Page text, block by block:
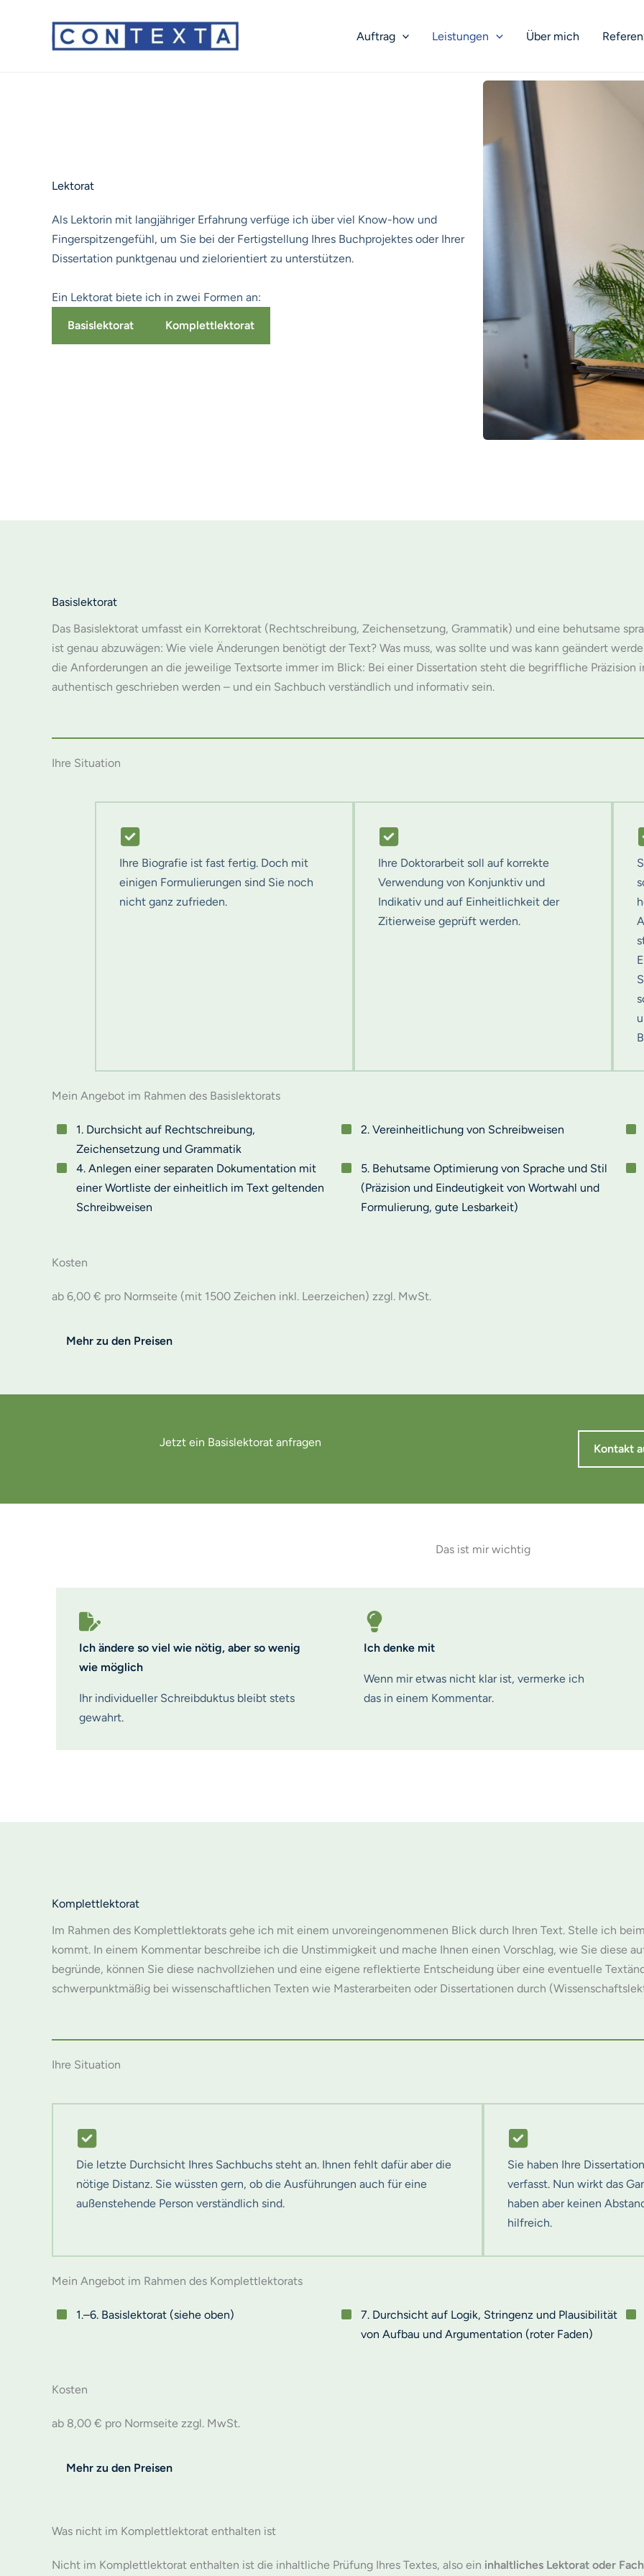
Auftrag Leistungen Über mich
Lektorat
Als Lektorin mit langjähriger Erfahrung verfüge ich über viel Know-how und
Fingerspitzengefühl, um Sie bei der Fertigstellung Ihres Buchprojektes oder Ihrer
Dissertation punktgenau und zielorientiert zu unterstützen.
Ein Lektorat biete ich in zwei Formen an:
Basislektorat Komplettlektorat
Basislektorat
Das Basislektorat umfasst ein Korrektorat (Rechtschreibung, Zeichensetzung, Grammatik) und eine behutsame
ist genau abzuwägen: Wie viele Änderungen benötigt der Text? Was muss, was sollte und was kann geändert
die Anforderungen an die jeweilige Textsorte immer im Blick: Bei einer Dissertation steht die begriffliche Präzision
authentisch geschrieben werden – und ein Sachbuch verständlich und informativ sein.
Ihre Situation
Ihre Biografie ist fast fertig. Doch mit
einigen Formulierungen sind Sie noch
nicht ganz zufrieden.
Ihre Doktorarbeit soll auf korrekte
Verwendung von Konjunktiv und
Indikativ und auf Einheitlichkeit der
Zitierweise geprüft werden.
Mein Angebot im Rahmen des Basislektorats
1. Durchsicht auf Rechtschreibung,
Zeichensetzung und Grammatik
2. Vereinheitlichung von Schreibweisen
4. Anlegen einer separaten Dokumentation mit
einer Wortliste der einheitlich im Text geltenden
Schreibweisen
5. Behutsame Optimierung von Sprache und Stil
(Präzision und Eindeutigkeit von Wortwahl und
Formulierung, gute Lesbarkeit)
Kosten
ab 6,00 € pro Normseite (mit 1500 Zeichen inkl. Leerzeichen) zzgl. MwSt.
Mehr zu den Preisen
Jetzt ein Basislektorat anfragen Kontakt
Das ist mir wichtig
Ich ändere so viel wie nötig, aber so wenig
wie möglich
Ihr individueller Schreibduktus bleibt stets
gewahrt.
Ich denke mit
Wenn mir etwas nicht klar ist, vermerke ich
das in einem Kommentar.
Komplettlektorat
Im Rahmen des Komplettlektorats gehe ich mit einem unvoreingenommenen Blick durch Ihren Text. Stelle ich
kommt. In einem Kommentar beschreibe ich die Unstimmigkeit und mache Ihnen einen Vorschlag, wie Sie diese
begründe, können Sie diese nachvollziehen und eine eigene reflektierte Entscheidung über eine eventuelle
schwerpunktmäßig bei wissenschaftlichen Texten wie Masterarbeiten oder Dissertationen durch
Ihre Situation
Die letzte Durchsicht Ihres Sachbuchs steht an. Ihnen fehlt dafür aber die
nötige Distanz. Sie wüssten gern, ob die Ausführungen auch für eine
außenstehende Person verständlich sind.
Sie haben Ihre
verfasst. Nun wirkt das
haben aber keinen
hilfreich.
Mein Angebot im Rahmen des Komplettlektorats
1.–6. Basislektorat (siehe oben)
7. Durchsicht auf Logik, Stringenz und Plausibilität
von Aufbau und Argumentation (roter Faden)
Kosten
ab 8,00 € pro Normseite zzgl. MwSt.
Mehr zu den Preisen
Was nicht im Komplettlektorat enthalten ist
Nicht im Komplettlektorat enthalten ist die inhaltliche Prüfung Ihres Textes, also ein inhaltliches Lektorat oder